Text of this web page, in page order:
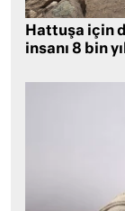
Hattuşa için
insanı 8 bin